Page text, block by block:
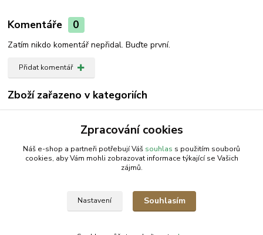
Komentáře 0
Zatím nikdo komentář nepřidal. Buďte první.
Přidat komentář
Zboží zařazeno v kategoriích
Zpracování cookies
Náš e-shop a partneři potřebují Váš souhlas s použitím souborů
cookies, aby Vám mohli zobrazovat informace týkající se Vašich
zájmů.
Nastavení Souhlasím